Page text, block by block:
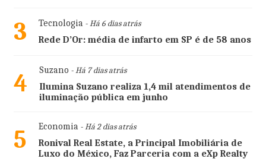
3 Tecnologia- Há 6 dias atrás
Rede D’Or: média de infarto em SP é de 58 anos
4 Suzano - Há 7 dias atrás
Ilumina Suzano realiza 1,4 mil atendimentos de
iluminação pública em junho
5 Economia- Há 2 dias atrás
Ronival Real Estate, a Principal Imobiliária de
Luxo do México, Faz Parceria com a eXp Realty